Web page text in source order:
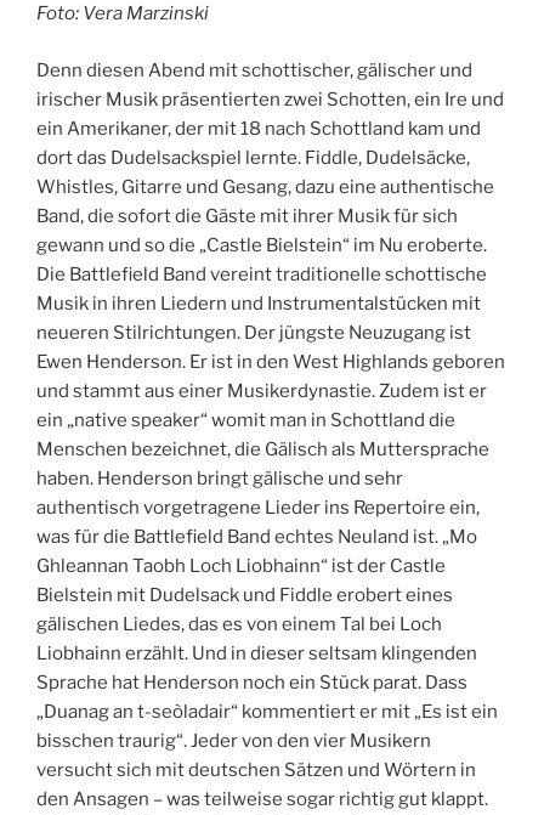
Foto: Vera Marzinski
Denn diesen Abend mit schottischer, gälischer und
irischer Musik präsentierten zwei Schotten, ein Ire und
ein Amerikaner, der mit 18 nach Schottland kam und
dort das Dudelsackspiel lernte. Fiddle, Dudelsäcke,
Whistles, Gitarre und Gesang, dazu eine authentische
Band, die sofort die Gäste mit ihrer Musik für sich
gewann und so die „Castle Bielstein“ im Nu eroberte.
Die Battlefield Band vereint traditionelle schottische
Musik in ihren Liedern und Instrumentalstücken mit
neueren Stilrichtungen. Der jüngste Neuzugang ist
Ewen Henderson. Er ist in den West Highlands geboren
und stammt aus einer Musikerdynastie. Zudem ist er
ein „native speaker“ womit man in Schottland die
Menschen bezeichnet, die Gälisch als Muttersprache
haben. Henderson bringt gälische und sehr
authentisch vorgetragene Lieder ins Repertoire ein,
was für die Battlefield Band echtes Neuland ist. „Mo
Ghleannan Taobh Loch Liobhainn“ ist der Castle
Bielstein mit Dudelsack und Fiddle erobert eines
gälischen Liedes, das es von einem Tal bei Loch
Liobhainn erzählt. Und in dieser seltsam klingenden
Sprache hat Henderson noch ein Stück parat. Dass
„Duanag an t-seòladair“ kommentiert er mit „Es ist ein
bisschen traurig“. Jeder von den vier Musikern
versucht sich mit deutschen Sätzen und Wörtern in
den Ansagen – was teilweise sogar richtig gut klappt.